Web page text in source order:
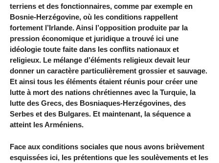
terriens et des fonctionnaires, comme par exemple en
Bosnie-Herzégovine, où les conditions rappellent
fortement l’Irlande. Ainsi l’opposition produite par la
pression économique et juridique a trouvé ici une
idéologie toute faite dans les conflits nationaux et
religieux. Le mélange d’éléments religieux devait leur
donner un caractère particulièrement grossier et sauvage.
Et ainsi tous les éléments étaient réunis pour créer une
lutte à mort des nations chrétiennes avec la Turquie, la
lutte des Grecs, des Bosniaques-Herzégovines, des
Serbes et des Bulgares. Et maintenant, la séquence a
atteint les Arméniens.
Face aux conditions sociales que nous avons brièvement
esquissées ici, les prétentions que les soulèvements et les